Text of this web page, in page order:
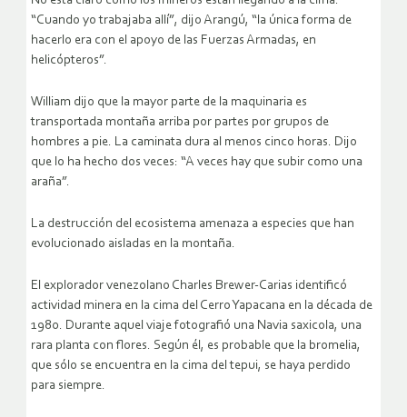
“Cuando yo trabajaba allí”, dijo Arangú, “la única forma de
hacerlo era con el apoyo de las Fuerzas Armadas, en
helicópteros”.
William dijo que la mayor parte de la maquinaria es
transportada montaña arriba por partes por grupos de
hombres a pie. La caminata dura al menos cinco horas. Dijo
que lo ha hecho dos veces: “A veces hay que subir como una
araña”.
La destrucción del ecosistema amenaza a especies que han
evolucionado aisladas en la montaña.
El explorador venezolano Charles Brewer-Carias identificó
actividad minera en la cima del Cerro Yapacana en la década de
1980. Durante aquel viaje fotografió una Navia saxicola, una
rara planta con flores. Según él, es probable que la bromelia,
que sólo se encuentra en la cima del tepui, se haya perdido
para siempre.